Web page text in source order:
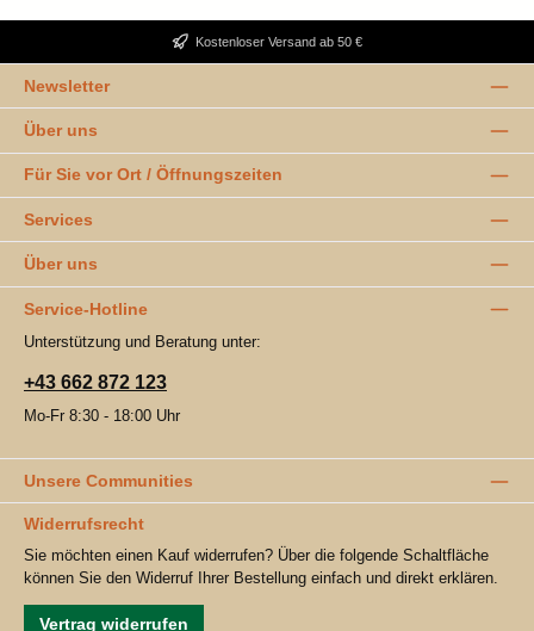
Kostenloser Versand ab 50 €
Newsletter
Über uns
Für Sie vor Ort / Öffnungszeiten
Services
Über uns
Service-Hotline
Unterstützung und Beratung unter:
+43 662 872 123
Mo-Fr 8:30 - 18:00 Uhr
Unsere Communities
Widerrufsrecht
Sie möchten einen Kauf widerrufen? Über die folgende Schaltfläche
können Sie den Widerruf Ihrer Bestellung einfach und direkt erklären.
Vertrag widerrufen